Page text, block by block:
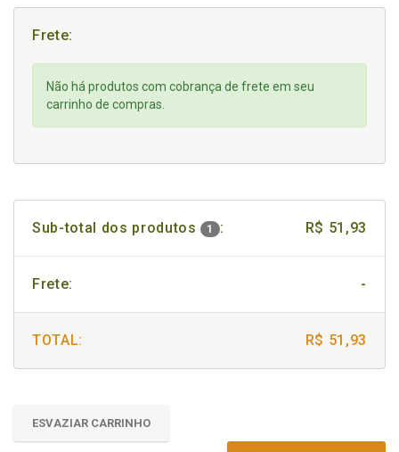
Frete:
Não há produtos com cobrança de frete em seu
carrinho de compras.
Sub-total dos produtos 1 : R$ 51,93
Frete: -
TOTAL: R$ 51,93
ESVAZIAR CARRINHO